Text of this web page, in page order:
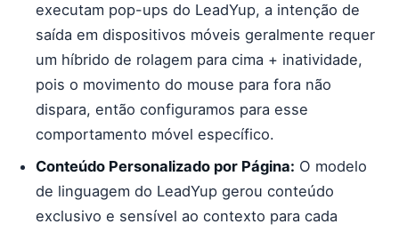
executam pop-ups do LeadYup, a intenção de
saída em dispositivos móveis geralmente requer
um híbrido de rolagem para cima + inatividade,
pois o movimento do mouse para fora não
dispara, então configuramos para esse
comportamento móvel específico.
Conteúdo Personalizado por Página: O modelo
de linguagem do LeadYup gerou conteúdo
exclusivo e sensível ao contexto para cada